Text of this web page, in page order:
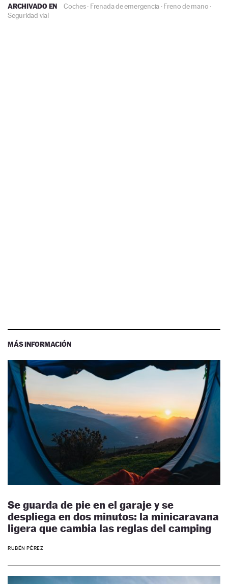
ARCHIVADO EN Coches· Frenada de emergencia ·Freno de mano ·
Seguridad vial
MÁS INFORMACIÓN
Se guarda de pie en el garaje y se
despliega en dos minutos: la minicaravana
ligera que cambia las reglas del camping
RUBÉN PÉREZ